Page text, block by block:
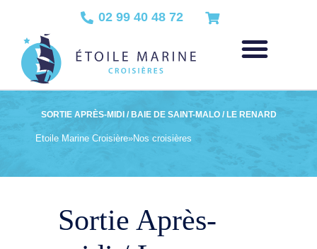
02 99 40 48 72
SORTIE APRÈS-MIDI / BAIE DE SAINT-MALO / LE RENARD
Etoile Marine Croisière»Nos croisières
Sortie Après-